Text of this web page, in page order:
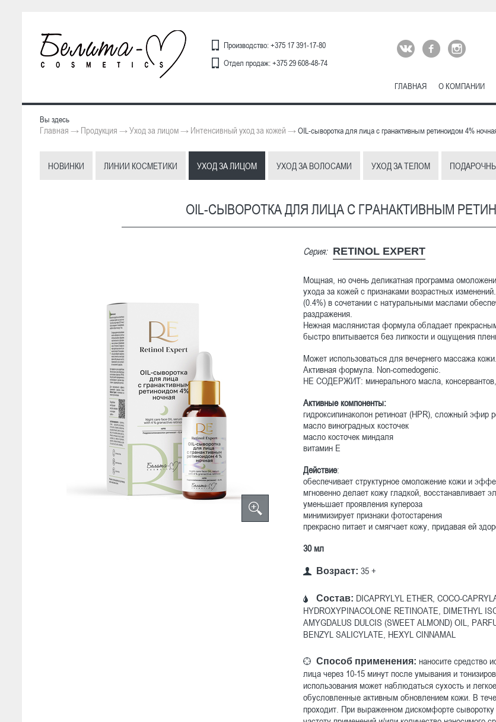
Производство: +375 17 391-17-80
Отдел продаж: +375 29 608-48-74
ГЛАВНАЯ О КОМПАНИИ
Вы здесь
Главная → Продукция →Уход за лицом→ Интенсивный уход за кожей →OIL-сыворотка для лица с гранактивным ретиноидом 4%
НОВИНКИ ЛИНИИ КОСМЕТИКИ УХОД ЗА ЛИЦОМ УХОД ЗА ВОЛОСАМИ УХОД ЗА ТЕЛОМ
OIL-СЫВОРОТКА ДЛЯ ЛИЦА С ГРАНАКТИВНЫМ
Серия: RETINOL EXPERT
Мощная, но очень деликатная программа
ухода за кожей с признаками возрастных
(0.4%) в сочетании с натуральными маслами
раздражения.
Нежная маслянистая формула обладает
быстро впитывается без липкости и ощущения
Может использоваться для вечернего массажа кожи.
Активная формула. Non-comedogenic.
НЕ СОДЕРЖИТ: минерального масла,
Активные компоненты:
гидроксипинаколон ретиноат (HPR), сложный эфир
масло виноградных косточек
масло косточек миндаля
витамин Е
Действие:
обеспечивает структурное омоложение кожи и
мгновенно делает кожу гладкой, восстанавливает
уменьшает проявления купероза
минимизирует признаки фотостарения
прекрасно питает и смягчает кожу, придавая ей
30 мл
Возраст: 35 +
Состав: DICAPRYLYL ETHER, COCO-
HYDROXYPINACOLONE RETINOATE, DIMETHYL
AMYGDALUS DULCIS (SWEET ALMOND) OIL,
BENZYL SALICYLATE, HEXYL CINNAMAL
Способ применения: наносите средство
лица через 10-15 минут после умывания и
использования может наблюдаться сухость и
обусловленные активным обновлением кожи. В
проходит. При выраженном дискомфорте